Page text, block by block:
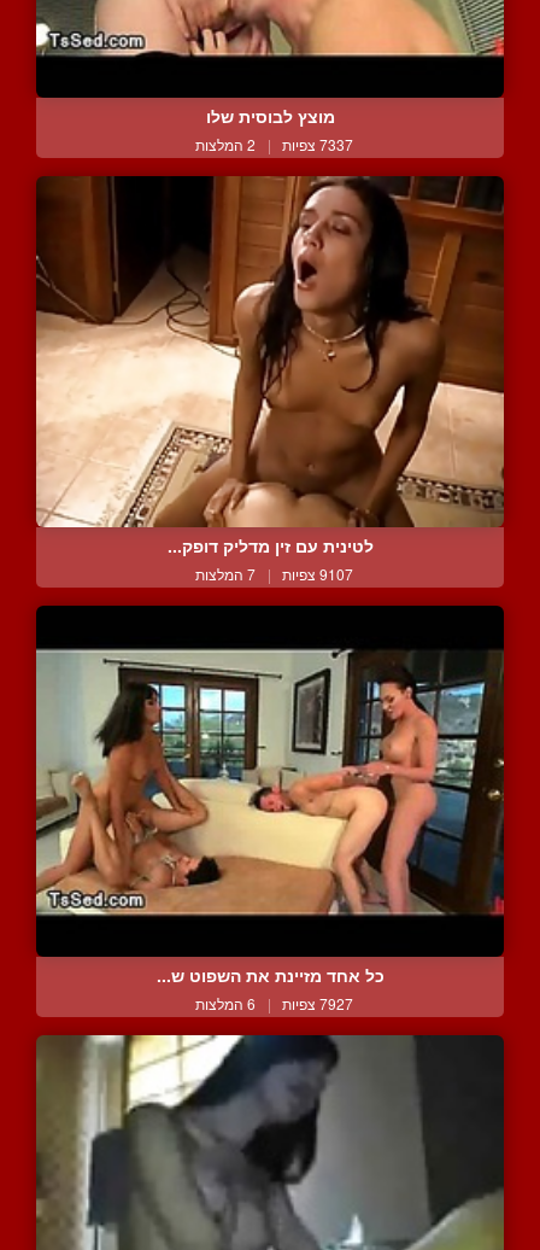
מוצץ לבוסית שלו
7337 צפיות | 2 המלצות
לטינית עם זין מדליק דופק...
9107 צפיות | 7 המלצות
כל אחד מזיינת את השפוט ש...
7927 צפיות | 6 המלצות